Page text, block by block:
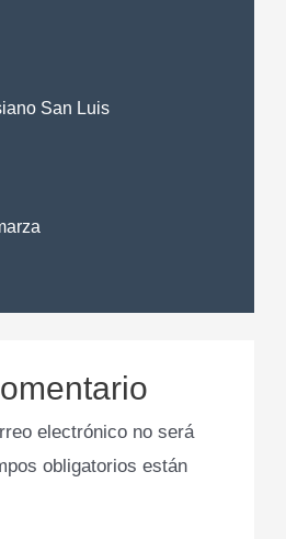
San Luis
electrónico no será
obligatorios están